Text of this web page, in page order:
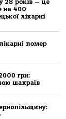
28 років — це
на 400
лікарні
пoмер
грн:
шaхрaїв